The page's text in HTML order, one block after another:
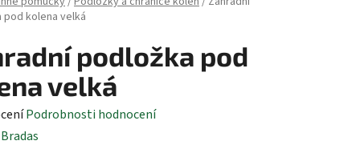
kolena velká
podložka pod
velká
Podrobnosti hodnocení
Bradas